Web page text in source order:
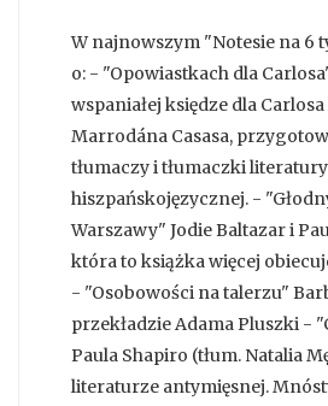
W najnowszym "Notesie na 6
o: - "Opowiastkach dla
wspaniałej księdze dla
Marrodána Casasa,
tłumaczy i tłumaczki literatury
hiszpańskojęzycznej. -
Warszawy" Jodie Baltazar i
która to książka więcej
- "Osobowości na talerzu"
przekładzie Adama Pluszki -
Paula Shapiro (tłum. Natalia
literaturze antymięsnej.